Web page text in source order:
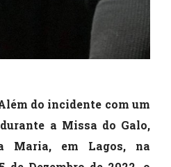
do incidente com um
a Missa do Galo,
Maria, em Lagos, na